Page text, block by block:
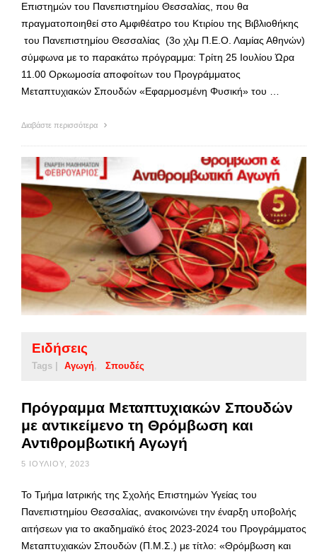
Επιστημών του Πανεπιστημίου Θεσσαλίας, που θα
πραγματοποιηθεί στο Αμφιθέατρο του Κτιρίου της Βιβλιοθήκης
του Πανεπιστημίου Θεσσαλίας (3ο χλμ Π.Ε.Ο. Λαμίας Αθηνών)
σύμφωνα με το παρακάτω πρόγραμμα: Τρίτη 25 Ιουλίου Ώρα
11.00 Ορκωμοσία αποφοίτων του Προγράμματος
Μεταπτυχιακών Σπουδών «Εφαρμοσμένη Φυσική» του …
Διαβάστε περισσότερα
Ειδήσεις
Tags | Αγωγή Σπουδές
Πρόγραμμα Μεταπτυχιακών Σπουδών
με αντικείμενο τη Θρόμβωση και
Αντιθρομβωτική Αγωγή
5 ΙΟΥΛΊΟΥ, 2023
Το Τμήμα Ιατρικής της Σχολής Επιστημών Υγείας του
Πανεπιστημίου Θεσσαλίας, ανακοινώνει την έναρξη υποβολής
αιτήσεων για το ακαδημαϊκό έτος 2023-2024 του Προγράμματος
Μεταπτυχιακών Σπουδών (Π.Μ.Σ.) με τίτλο: «Θρόμβωση και